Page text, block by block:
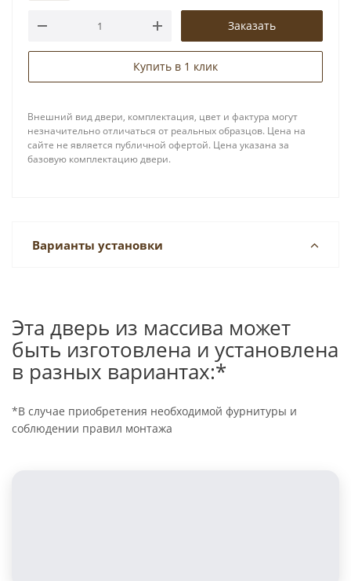
Заказать
Купить в 1 клик
Внешний вид двери, комплектация, цвет и фактура могут
незначительно отличаться от реальных образцов. Цена на
сайте не является публичной офертой. Цена указана за
базовую комплектацию двери.
Варианты установки
Эта дверь из массива может
быть изготовлена и установлена
в разных вариантах:*
*В случае приобретения необходимой фурнитуры и
соблюдении правил монтажа